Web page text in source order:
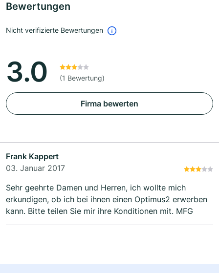
Bewertungen
Nicht verifizierte Bewertungen
3.0 (1 Bewertung)
Firma bewerten
Frank Kappert
03. Januar 2017
Sehr geehrte Damen und Herren, ich wollte mich
erkundigen, ob ich bei ihnen einen Optimus2 erwerben
kann. Bitte teilen Sie mir ihre Konditionen mit. MFG